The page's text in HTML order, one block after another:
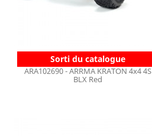
Sorti du catalogue
ARA102690 - ARRMA KRATON 4x4 4S
BLX Red